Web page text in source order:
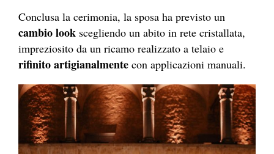
Conclusa la cerimonia, la sposa ha previsto un
cambio look scegliendo un abito in rete cristallata,
impreziosito da un ricamo realizzato a telaio e
rifinito artigianalmente con applicazioni manuali.